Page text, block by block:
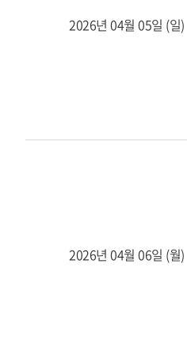
2026년 04월 05일 (일)
2026년 04월 06일 (월)